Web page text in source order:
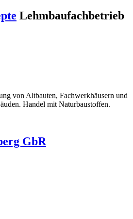
Lehmbaufachbetrieb
von Altbauten, Fachwerkhäusern und
Handel mit Naturbaustoffen.
GbR